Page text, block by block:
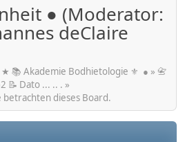
● (Moderator:
deClaire
★ 📚 Akademie Bodhietologie ⚜ ● » 📇
📝 Dato ... .. . »
dieses Board.